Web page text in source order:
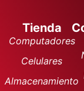
Tienda
Computadores
Celulares
Almacenamiento